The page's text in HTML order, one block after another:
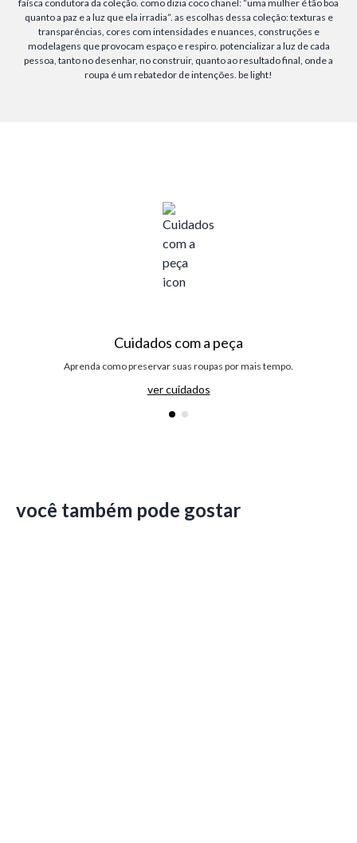
faísca condutora da coleção. como dizia coco chanel: “uma mulher é tão boa
quanto a paz e a luz que ela irradia”. as escolhas dessa coleção: texturas e
transparências, cores com intensidades e nuances, construções e
modelagens que provocam espaço e respiro. potencializar a luz de cada
pessoa, tanto no desenhar, no construir, quanto ao resultado final, onde a
roupa é um rebatedor de intenções. be light!
Cuidados com a peça
Aprenda como preservar suas roupas por mais tempo.
ver cuidados
você também pode gostar